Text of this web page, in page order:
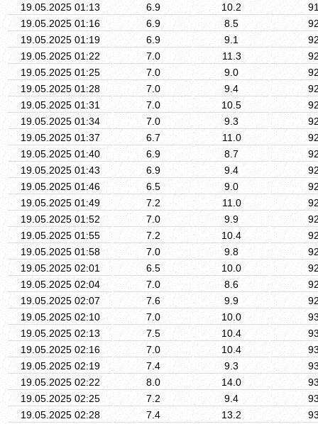
19.05.2025 01:13
6.9 10.2
19.05.2025 01:16
6.9 8.5
19.05.2025 01:19
6.9 9.1
19.05.2025 01:22
7.0 11.3
19.05.2025 01:25
7.0 9.0
19.05.2025 01:28
7.0 9.4
19.05.2025 01:31
7.0 10.5
19.05.2025 01:34
7.0 9.3
19.05.2025 01:37
6.7 11.0
19.05.2025 01:40
6.9 8.7
19.05.2025 01:43
6.9 9.4
19.05.2025 01:46
6.5 9.0
19.05.2025 01:49
7.2 11.0
19.05.2025 01:52
7.0 9.9
19.05.2025 01:55
7.2 10.4
19.05.2025 01:58
7.0 9.8
19.05.2025 02:01
6.5 10.0
19.05.2025 02:04
7.0 8.6
19.05.2025 02:07
7.6 9.9
19.05.2025 02:10
7.0 10.0
19.05.2025 02:13
7.5 10.4
19.05.2025 02:16
7.0 10.4
19.05.2025 02:19
7.4 9.3
19.05.2025 02:22
8.0 14.0
19.05.2025 02:25
7.2 9.4
19.05.2025 02:28
7.4 13.2